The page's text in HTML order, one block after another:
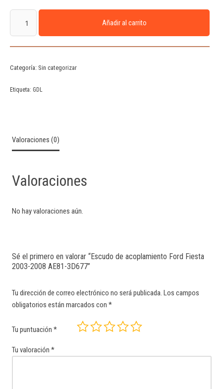
Añadir al carrito
Categoría: Sin categorizar
Etiqueta: GDL
Valoraciones (0)
Valoraciones
No hay valoraciones aún.
Sé el primero en valorar “Escudo de acoplamiento Ford Fiesta
2003-2008 AE81-3D677”
Tu dirección de correo electrónico no será publicada. Los campos
obligatorios están marcados con *
Tu puntuación *
Tu valoración *